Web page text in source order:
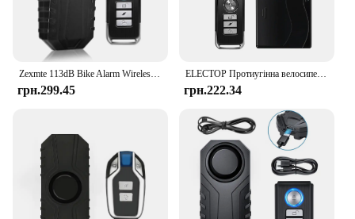
грн.299.45
ELECTOP Протиугінна велосипедна сигналізація 113 дБ Бездротовий вібраційний пульт дистанційного керування Двері та вікна Мотоциклетна сигналізація Захист безпеки
грн.222.34